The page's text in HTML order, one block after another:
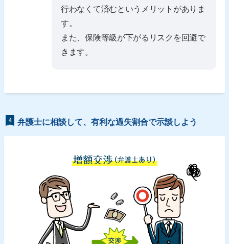
行わなくて済むというメリットがありま
す。
また、保険等級が下がるリスクを回避で
きます。
4 弁護士に相談して、有利な過失割合で示談しよう